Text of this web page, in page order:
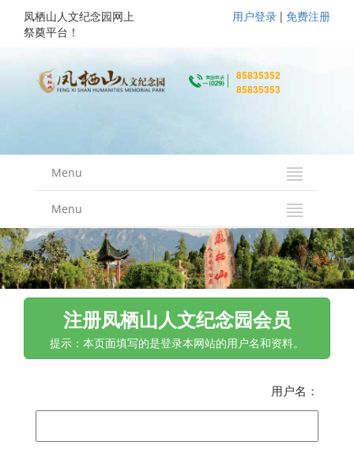
凤栖山人文纪念园网上
祭奠平台！
用户登录| 免费注册
85835352
85835353
Menu
Menu
注册凤栖山人文纪念园会员
提示：本页面填写的是登录本网站的用户名和资料。
用户名：